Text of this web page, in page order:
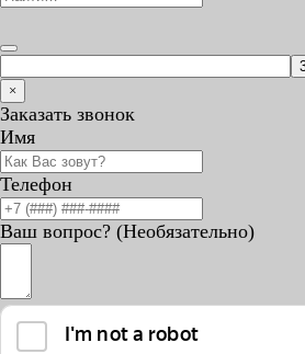
×
Заказать звонок
Имя
Телефон
Ваш вопрос? (Необязательно)